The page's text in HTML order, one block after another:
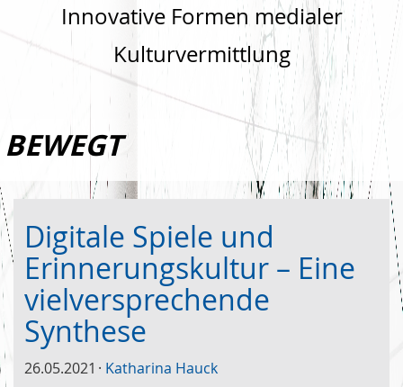
Innovative Formen medialer
Kulturvermittlung
BEWEGT
Digitale Spiele und
Erinnerungskultur – Eine
vielversprechende
Synthese
26.05.2021
Katharina Hauck